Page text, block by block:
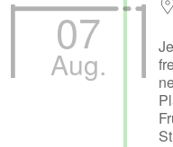
07
Aug.